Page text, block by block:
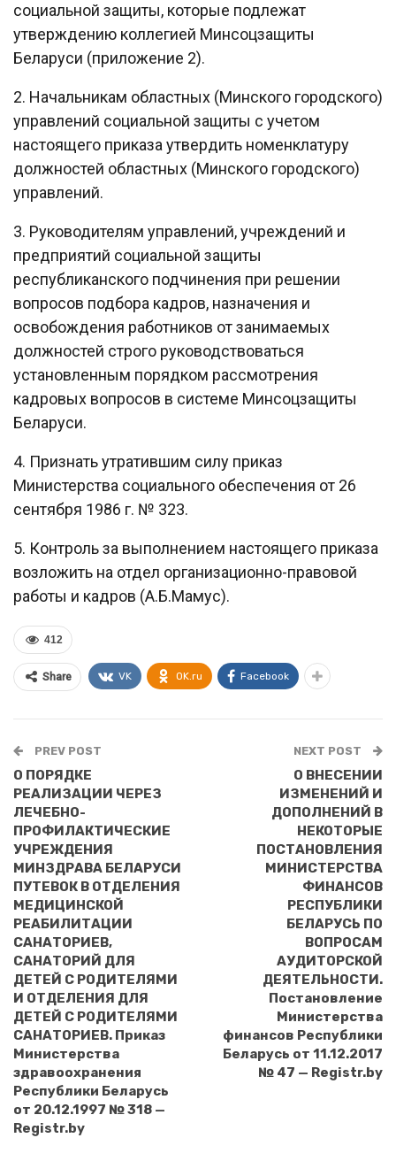
социальной защиты, которые подлежат
утверждению коллегией Минсоцзащиты
Беларуси (приложение 2).
2. Начальникам областных (Минского городского)
управлений социальной защиты с учетом
настоящего приказа утвердить номенклатуру
должностей областных (Минского городского)
управлений.
3. Руководителям управлений, учреждений и
предприятий социальной защиты
республиканского подчинения при решении
вопросов подбора кадров, назначения и
освобождения работников от занимаемых
должностей строго руководствоваться
установленным порядком рассмотрения
кадровых вопросов в системе Минсоцзащиты
Беларуси.
4. Признать утратившим силу приказ
Министерства социального обеспечения от 26
сентября 1986 г. № 323.
5. Контроль за выполнением настоящего приказа
возложить на отдел организационно-правовой
работы и кадров (А.Б.Мамус).
412
Share VK OK.ru Facebook
PREV POST
О ПОРЯДКЕ
РЕАЛИЗАЦИИ ЧЕРЕЗ
ЛЕЧЕБНО-
ПРОФИЛАКТИЧЕСКИЕ
УЧРЕЖДЕНИЯ
МИНЗДРАВА БЕЛАРУСИ
ПУТЕВОК В ОТДЕЛЕНИЯ
МЕДИЦИНСКОЙ
РЕАБИЛИТАЦИИ
САНАТОРИЕВ,
САНАТОРИЙ ДЛЯ
ДЕТЕЙ С РОДИТЕЛЯМИ
И ОТДЕЛЕНИЯ ДЛЯ
ДЕТЕЙ С РОДИТЕЛЯМИ
САНАТОРИЕВ. Приказ
Министерства
здравоохранения
Республики Беларусь
от 20.12.1997 № 318 —
Registr.by
NEXT POST
О ВНЕСЕНИИ
ИЗМЕНЕНИЙ И
ДОПОЛНЕНИЙ В
НЕКОТОРЫЕ
ПОСТАНОВЛЕНИЯ
МИНИСТЕРСТВА
ФИНАНСОВ
РЕСПУБЛИКИ
БЕЛАРУСЬ ПО
ВОПРОСАМ
АУДИТОРСКОЙ
ДЕЯТЕЛЬНОСТИ.
Постановление
Министерства
финансов Республики
Беларусь от 11.12.2017
№ 47 — Registr.by